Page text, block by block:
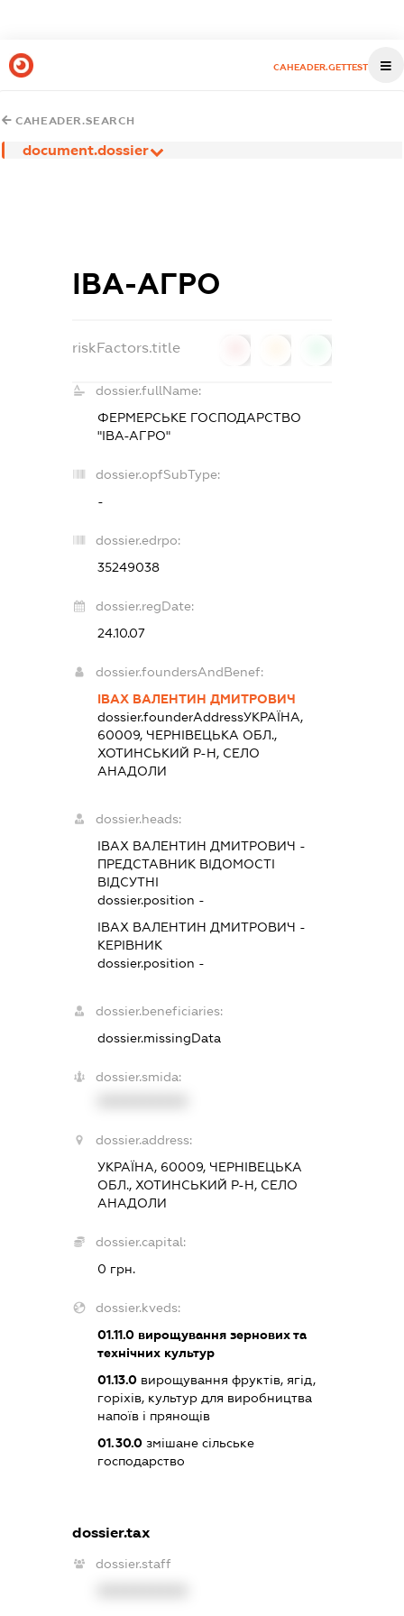
CAHEADER.GETTEST
CAHEADER.SEARCH
document.dossier
ІВА-АГРО
riskFactors.title
dossier.fullName:
ФЕРМЕРСЬКЕ ГОСПОДАРСТВО
"ІВА-АГРО"
dossier.opfSubType:
-
dossier.edrpo:
35249038
dossier.regDate:
24.10.07
dossier.foundersAndBenef:
ІВАХ ВАЛЕНТИН ДМИТРОВИЧ
dossier.founderAddressУКРАЇНА,
60009, ЧЕРНІВЕЦЬКА ОБЛ.,
ХОТИНСЬКИЙ Р-Н, СЕЛО
АНАДОЛИ
dossier.heads:
ІВАХ ВАЛЕНТИН ДМИТРОВИЧ -
ПРЕДСТАВНИКВІДОМОСТІ
ВІДСУТНІ
dossier.position -
ІВАХ ВАЛЕНТИН ДМИТРОВИЧ -
КЕРІВНИК
dossier.position -
dossier.beneficiaries:
dossier.missingData
dossier.smida:
dossier.address:
УКРАЇНА, 60009, ЧЕРНІВЕЦЬКА
ОБЛ., ХОТИНСЬКИЙ Р-Н, СЕЛО
АНАДОЛИ
dossier.capital:
0 грн.
dossier.kveds:
01.11.0вирощування зернових та
технічних культур
01.13.0вирощування фруктів, ягід,
горіхів, культур для виробництва
напоїв і прянощів
01.30.0змішане сільське
господарство
dossier.tax
dossier.staff